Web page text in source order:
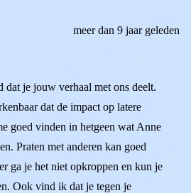
meer dan 9 jaar geleden
dat je jouw verhaal met ons deelt.
dat de impact op latere
goed vinden in hetgeen wat Anne
Praten met anderen kan goed
ga je het niet opkroppen en kun je
Ook vind ik dat je tegen je